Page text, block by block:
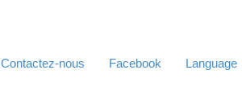
Contactez-nous Facebook Language